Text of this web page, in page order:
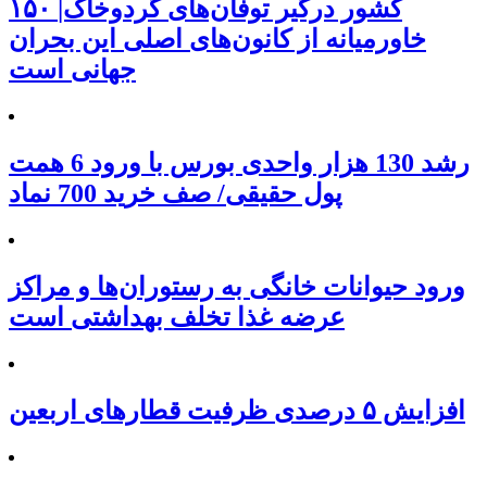
۱۵۰ کشور درگیر توفان‌های گردوخاک|
خاورمیانه از کانون‌های اصلی این بحران
جهانی است
رشد 130 هزار واحدی بورس با ورود 6 همت
پول حقیقی/ صف خرید 700 نماد
ورود حیوانات خانگی به رستوران‌ها و مراکز
عرضه غذا تخلف بهداشتی است
افزایش ۵ درصدی ظرفیت قطارهای اربعین